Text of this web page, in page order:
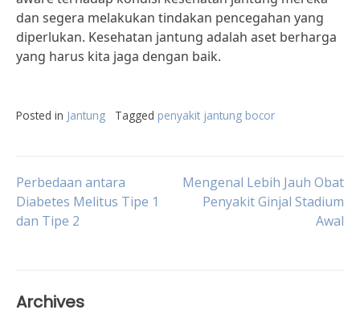
dan segera melakukan tindakan pencegahan yang
diperlukan. Kesehatan jantung adalah aset berharga
yang harus kita jaga dengan baik.
Posted in Jantung Tagged penyakit jantung bocor
Post
navigation
Perbedaan antara
Diabetes Melitus Tipe 1
dan Tipe 2
Mengenal Lebih Jauh Obat
Penyakit Ginjal Stadium
Awal
Archives